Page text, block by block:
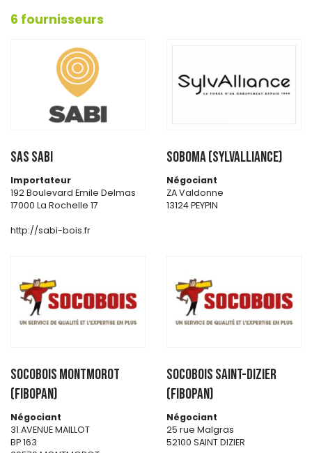
6 fournisseurs
SAS SABI
Importateur
192 Boulevard Emile Delmas
17000 La Rochelle 17
http://sabi-bois.fr
SOBOMA (SYLVALLIANCE)
Négociant
ZA Valdonne
13124 PEYPIN
SOCOBOIS MONTMOROT
(FIBOPAN)
Négociant
31 AVENUE MAILLOT
BP 163
SOCOBOIS SAINT-DIZIER
(FIBOPAN)
Négociant
25 rue Malgras
52100 SAINT DIZIER